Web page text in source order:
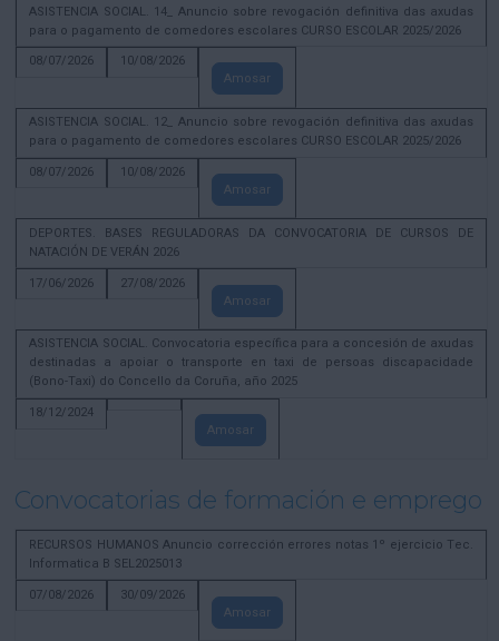
ASISTENCIA SOCIAL. 14_ Anuncio sobre revogación definitiva das axudas
para o pagamento de comedores escolares CURSO ESCOLAR 2025/2026
08/07/2026
10/08/2026
Amosar
ASISTENCIA SOCIAL. 12_ Anuncio sobre revogación definitiva das axudas
para o pagamento de comedores escolares CURSO ESCOLAR 2025/2026
08/07/2026
10/08/2026
Amosar
DEPORTES. BASES REGULADORAS DA CONVOCATORIA DE CURSOS DE
NATACIÓN DE VERÁN 2026
17/06/2026
27/08/2026
Amosar
ASISTENCIA SOCIAL. Convocatoria específica para a concesión de axudas
destinadas a apoiar o transporte en taxi de persoas discapacidade
(Bono-Taxi) do Concello da Coruña, año 2025
18/12/2024
Amosar
Convocatorias de formación e emprego
RECURSOS HUMANOS Anuncio corrección errores notas 1º ejercicio Tec.
Informatica B SEL2025013
07/08/2026
30/09/2026
Amosar